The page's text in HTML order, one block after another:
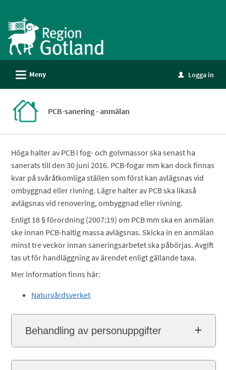
till
tjänster
-
Gotland
L Meny u Logga in
PCB-sanering - anmälan
Höga halter av PCB i fog- och golvmassor ska senast ha
sanerats till den 30 juni 2016. PCB-fogar mm kan dock finnas
kvar på svåråtkomliga ställen som först kan avlägsnas vid
ombyggnad eller rivning. Lägre halter av PCB ska likaså
avlägsnas vid renovering, ombyggnad eller rivning.
Enligt 18 § förordning (2007:19) om PCB mm ska en anmälan
ske innan PCB-haltig massa avlägsnas. Skicka in en anmälan
minst tre veckor innan saneringsarbetet ska påbörjas. Avgift
tas ut för handläggning av ärendet enligt gällande taxa.
Mer information finns här:
Naturvårdsverket
Behandling av personuppgifter